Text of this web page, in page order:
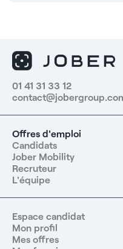
01 41 31 33 12
Offres d'emploi
Candidats
Jober Mobility
Recruteur
L'équipe
Espace candidat
Mon profil
Mes offres